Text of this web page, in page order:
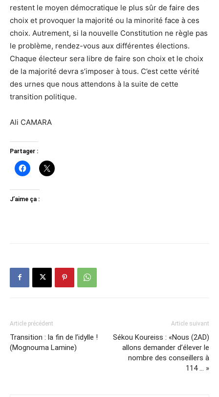
restent le moyen démocratique le plus sûr de faire des
choix et provoquer la majorité ou la minorité face à ces
choix. Autrement, si la nouvelle Constitution ne règle pas
le problème, rendez-vous aux différentes élections.
Chaque électeur sera libre de faire son choix et le choix
de la majorité devra s’imposer à tous. C’est cette vérité
des urnes que nous attendons à la suite de cette
transition politique.
Ali CAMARA
Partager :
J’aime ça :
Article précédent
Transition : la fin de l’idylle !
(Mognouma Lamine)
Article suivant
Sékou Koureiss : «Nous (2AD)
allons demander d’élever le
nombre des conseillers à
114 … »